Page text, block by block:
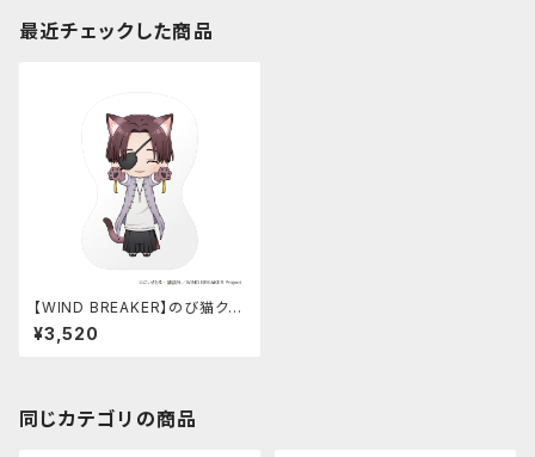
最近チェックした商品
【WIND BREAKER】のび猫クッ
ション（蘇枋 隼飛）
¥3,520
同じカテゴリの商品